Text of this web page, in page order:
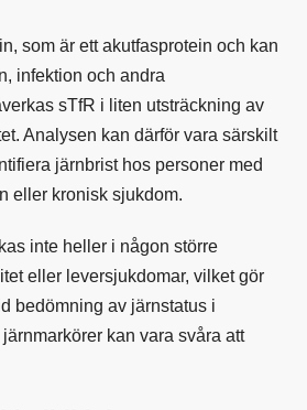
som är ett akutfasprotein och kan
infektion och andra
sTfR i liten utsträckning av
Analysen kan därför vara särskilt
järnbrist hos personer med
eller kronisk sjukdom.
inte heller i någon större
eller leversjukdomar, vilket gör
bedömning av järnstatus i
kan vara svåra att